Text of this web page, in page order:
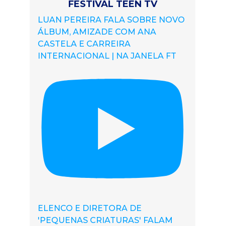
FESTIVAL TEEN TV
LUAN PEREIRA FALA SOBRE NOVO
ÁLBUM, AMIZADE COM ANA
CASTELA E CARREIRA
INTERNACIONAL | NA JANELA FT
ELENCO E DIRETORA DE
'PEQUENAS CRIATURAS' FALAM